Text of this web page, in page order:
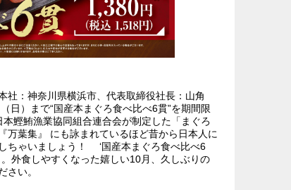
社：神奈川県横浜市、代表取締役社長：山角
日）まで“国産本まぐろ食べ比べ6貫”を期間限
鰹鮪漁業協同組合連合会が制定した「まぐろ
万葉集』 にも詠まれているほど昔から日本人に
ちゃいましょう！ ‘国産本まぐろ食べ比べ6
外食しやすくなった嬉しい10月、久しぶりの
さい。